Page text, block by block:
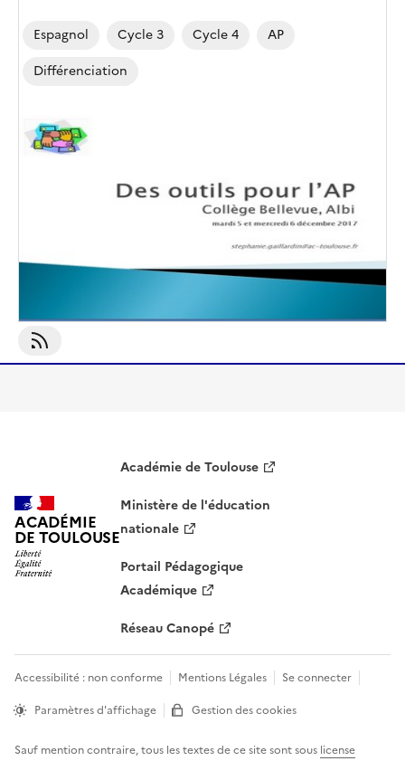
Espagnol Cycle 3 Cycle 4
AP
Différenciation
S'abonner À AP
ACADÉMIE
DE TOULOUSE
Académie de Toulouse
Ministère de l'éducation
nationale
Portail Pédagogique
Académique
Réseau Canopé
Accessibilité : non conforme Mentions Légales
Se connecter
Paramètres d'affichage
Gestion des cookies
Sauf mention contraire, tous les textes de ce site sont sous license